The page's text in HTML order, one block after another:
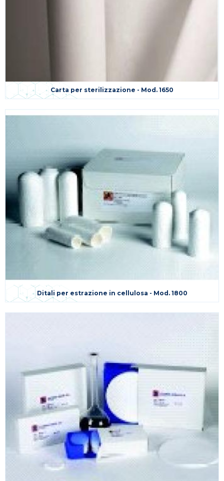
Carta per sterilizzazione - Mod. 1650
Ditali per estrazione in cellulosa - Mod. 1800